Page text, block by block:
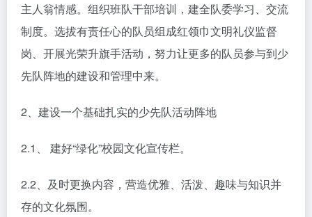
主人翁情感。组织班队干部培训，建全队委学习、交流
制度。选拔有责任心的队员组成红领巾文明礼仪监督
岗、开展光荣升旗手活动，努力让更多的队员参与到少
先队阵地的建设和管理中来。
2、建设一个基础扎实的少先队活动阵地
2.1、 建好“绿化”校园文化宣传栏。
2.2、及时更换内容，营造优雅、活泼、趣味与知识并
存的文化氛围。